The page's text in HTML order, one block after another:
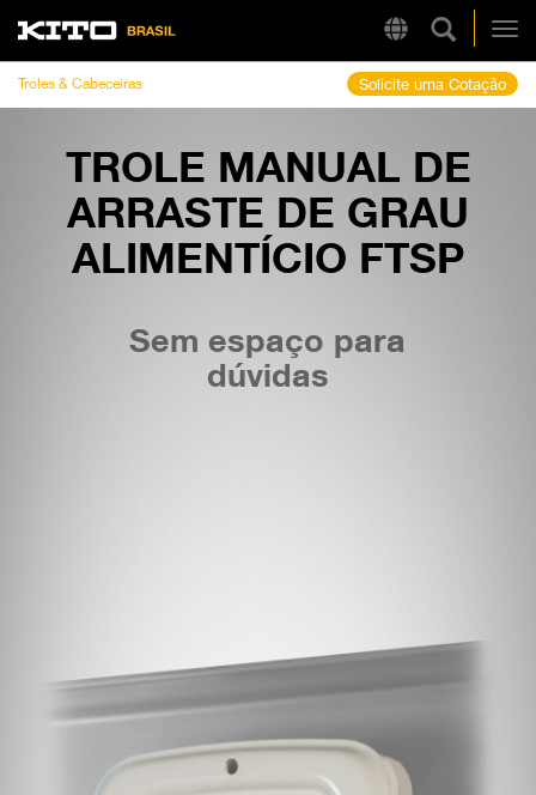
RegionKito
Pesquisa
LINKS RÁPIDOS
Tire Chain Finder
Troles & Cabeceiras Solicite uma Cotação
TROLE MANUAL DE
ARRASTE DE GRAU
ALIMENTÍCIO FTSP
Sem espaço para
dúvidas